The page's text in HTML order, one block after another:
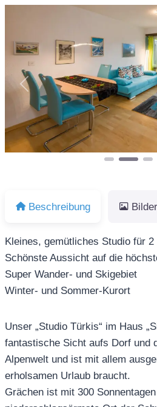
Vorheriges
Beschreibung Bilder
Kleines, gemütliches Studio für 2
Schönste Aussicht auf die
Super Wander- und Skigebiet
Winter- und Sommer-Kurort
Unser „Studio Türkis“ im Haus
fantastische Sicht aufs Dorf und
Alpenwelt und ist mit allem
erholsamen Urlaub braucht.
Grächen ist mit 300